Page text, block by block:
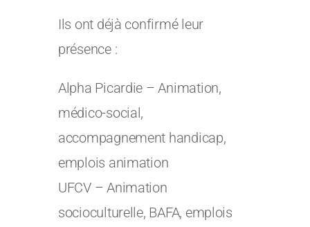
Ils ont déjà confirmé leur
présence :
Alpha Picardie – Animation,
médico-social,
accompagnement handicap,
emplois animation
UFCV – Animation
socioculturelle, BAFA, emplois